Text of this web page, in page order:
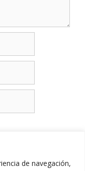
de navegación,